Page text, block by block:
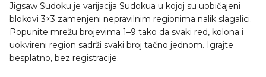
Jigsaw Sudoku je varijacija Sudokua u kojoj su uobičajeni
blokovi 3×3 zamenjeni nepravilnim regionima nalik slagalici.
Popunite mrežu brojevima 1–9 tako da svaki red, kolona i
uokvireni region sadrži svaki broj tačno jednom. Igrajte
besplatno, bez registracije.